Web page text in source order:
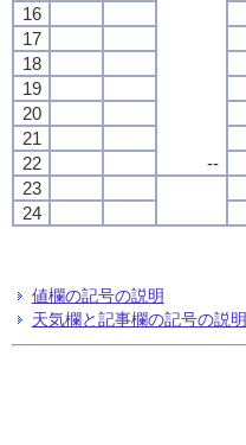
--
16
17
18
19
20
21
22
23
24
値欄の記号の説明
天気欄と記事欄の記号の説明